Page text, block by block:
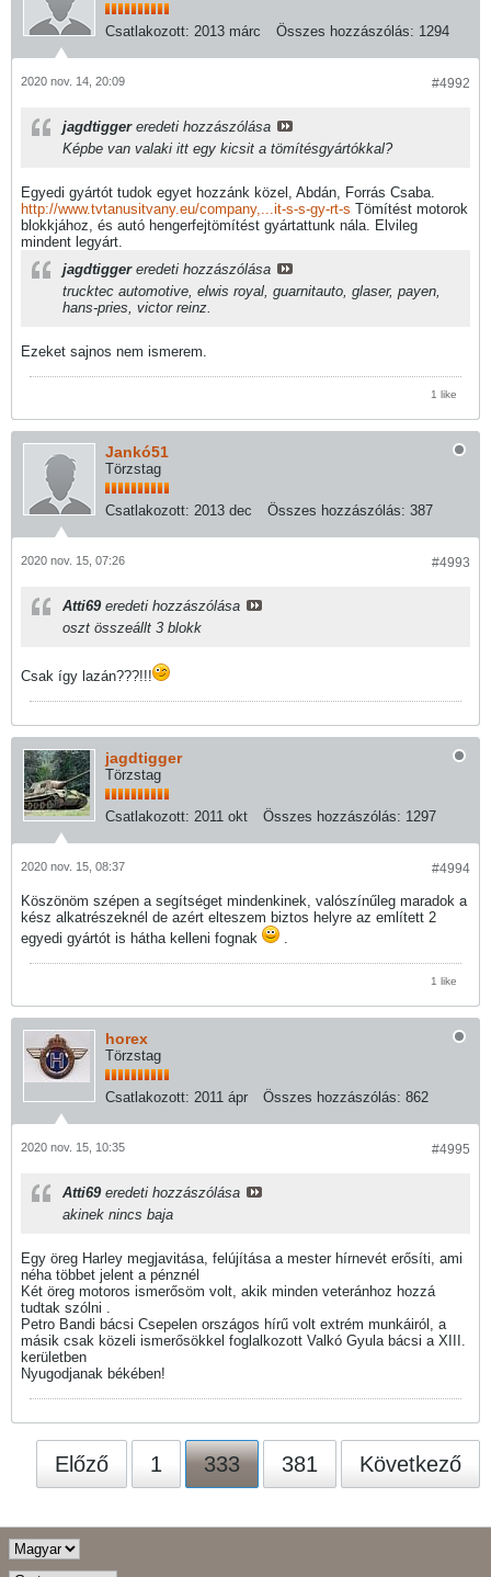
Csatlakozott: 2013 márc Összes hozzászólás: 1294
#4992
2020 nov. 14, 20:09
jagdtigger eredeti hozzászólása
Képbe van valaki itt egy kicsit a tömítésgyártókkal?
Egyedi gyártót tudok egyet hozzánk közel, Abdán, Forrás Csaba.
http://www.tvtanusitvany.eu/company,...it-s-s-gy-rt-s Tömítést motorok
blokkjához, és autó hengerfejtömítést gyártattunk nála. Elvileg
mindent legyárt.
jagdtigger eredeti hozzászólása
trucktec automotive, elwis royal, guarnitauto, glaser, payen,
hans-pries, victor reinz.
Ezeket sajnos nem ismerem.
1 like
Jankó51
Törzstag
Csatlakozott: 2013 dec Összes hozzászólás: 387
#4993
2020 nov. 15, 07:26
Atti69 eredeti hozzászólása
oszt összeállt 3 blokk
Csak így lazán???!!!
jagdtigger
Törzstag
Csatlakozott: 2011 okt Összes hozzászólás: 1297
#4994
2020 nov. 15, 08:37
Köszönöm szépen a segítséget mindenkinek, valószínűleg maradok a
kész alkatrészeknél de azért elteszem biztos helyre az említett 2
egyedi gyártót is hátha kelleni fognak
1 like
horex
Törzstag
Csatlakozott: 2011 ápr Összes hozzászólás: 862
#4995
2020 nov. 15, 10:35
Atti69 eredeti hozzászólása
akinek nincs baja
Egy öreg Harley megjavitása, felújítása a mester hírnevét erősíti, ami
néha többet jelent a pénznél
Két öreg motoros ismerősöm volt, akik minden veteránhoz hozzá
tudtak szólni .
Petro Bandi bácsi Csepelen országos hírű volt extrém munkáiról, a
másik csak közeli ismerősökkel foglalkozott Valkó Gyula bácsi a XIII.
kerületben
Nyugodjanak békében!
Előző 1 333 381 Következő